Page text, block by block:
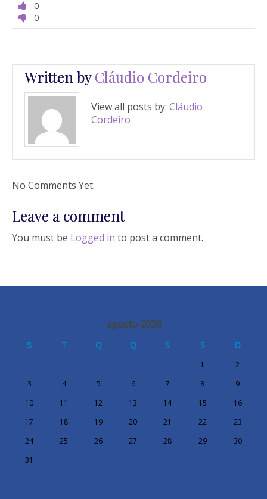
0
0
Written byCláudio Cordeiro
View all posts by: Cláudio
Cordeiro
No Comments Yet.
Leave a comment
You must be Logged in to post a comment.
agosto 2026
S T Q Q S S D
1
2
3
4 5 6 7 8
9
10
11 12 13 14 15
16
17
18 19 20 21 22
23
24
25 26 27 28 29
30
31